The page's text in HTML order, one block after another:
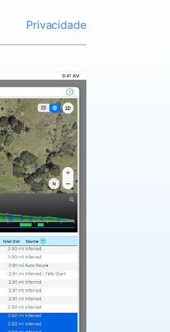
Privacidade